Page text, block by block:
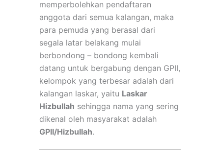
memperbolehkan pendaftaran
anggota dari semua kalangan, maka
para pemuda yang berasal dari
segala latar belakang mulai
berbondong – bondong kembali
datang untuk bergabung dengan GPII,
kelompok yang terbesar adalah dari
kalangan laskar, yaitu Laskar
Hizbullah sehingga nama yang sering
dikenal oleh masyarakat adalah
GPII/Hizbullah.